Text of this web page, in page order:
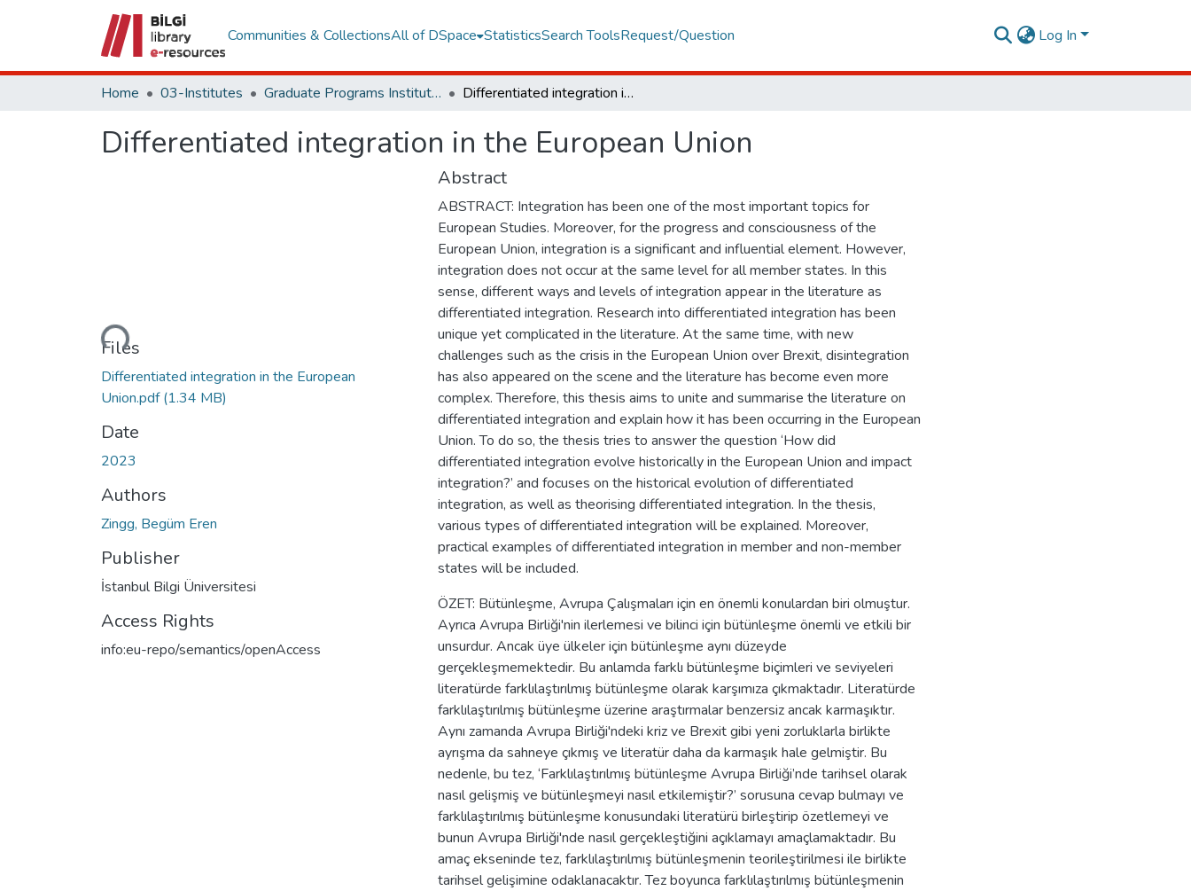
Communities & CollectionsAll of DSpace StatisticsSearch ToolsRequest/Question Log In
Home 03-Institutes Graduate Programs Institute Thesis Collection Differentiated integration in the European Union
Differentiated integration in the European Union
Loading...
Files
Differentiated integration in the European
Union.pdf(1.34 MB)
Date
2023
Authors
Zingg, Begüm Eren
Publisher
İstanbul Bilgi Üniversitesi
Access Rights
info:eu-repo/semantics/openAccess
Abstract
ABSTRACT: Integration has been one of the most important topics for
European Studies. Moreover, for the progress and consciousness of the
European Union, integration is a significant and influential element. However,
integration does not occur at the same level for all member states. In this
sense, different ways and levels of integration appear in the literature as
differentiated integration. Research into differentiated integration has been
unique yet complicated in the literature. At the same time, with new
challenges such as the crisis in the European Union over Brexit, disintegration
has also appeared on the scene and the literature has become even more
complex. Therefore, this thesis aims to unite and summarise the literature on
differentiated integration and explain how it has been occurring in the European
Union. To do so, the thesis tries to answer the question ‘How did
differentiated integration evolve historically in the European Union and impact
integration?’ and focuses on the historical evolution of differentiated
integration, as well as theorising differentiated integration. In the thesis,
various types of differentiated integration will be explained. Moreover,
practical examples of differentiated integration in member and non-member
states will be included.
ÖZET: Bütünleşme, Avrupa Çalışmaları için en önemli konulardan biri olmuştur.
Ayrıca Avrupa Birliği'nin ilerlemesi ve bilinci için bütünleşme önemli ve etkili bir
unsurdur. Ancak üye ülkeler için bütünleşme aynı düzeyde
gerçekleşmemektedir. Bu anlamda farklı bütünleşme biçimleri ve seviyeleri
literatürde farklılaştırılmış bütünleşme olarak karşımıza çıkmaktadır. Literatürde
farklılaştırılmış bütünleşme üzerine araştırmalar benzersiz ancak karmaşıktır.
Aynı zamanda Avrupa Birliği'ndeki kriz ve Brexit gibi yeni zorluklarla birlikte
ayrışma da sahneye çıkmış ve literatür daha da karmaşık hale gelmiştir. Bu
nedenle, bu tez, ‘Farklılaştırılmış bütünleşme Avrupa Birliği’nde tarihsel olarak
nasıl gelişmiş ve bütünleşmeyi nasıl etkilemiştir?’ sorusuna cevap bulmayı ve
farklılaştırılmış bütünleşme konusundaki literatürü birleştirip özetlemeyi ve
bunun Avrupa Birliği'nde nasıl gerçekleştiğini açıklamayı amaçlamaktadır. Bu
amaç ekseninde tez, farklılaştırılmış bütünleşmenin teorileştirilmesi ile birlikte
tarihsel gelişimine odaklanacaktır. Tez boyunca farklılaştırılmış bütünleşmenin